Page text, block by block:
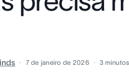
7 de janeiro de 2026 3